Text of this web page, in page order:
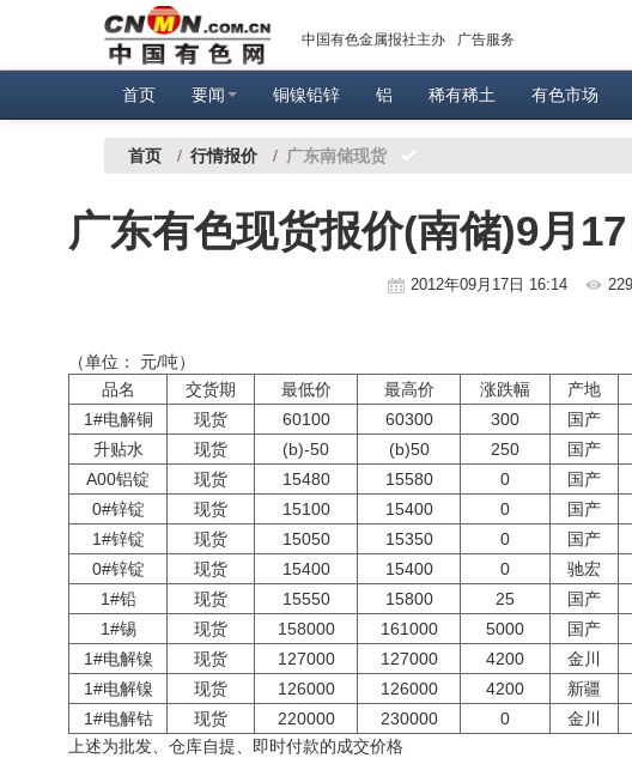
中国有色金属报社主办 广告服务
首页 要闻 铜镍铅锌 铝 稀有稀土 有色市场
首页 / 行情报价 / 广东南储现货
广东有色现货报价(南储)9月
2012年09月17日 16:14
（单位： 元/吨）
品名
交货期 最低价 最高价 涨跌幅 产地
1#电解铜
现货 60100 60300 300 国产
升贴水
现货 (b)-50 (b)50 250 国产
A00铝锭
现货 15480 15580 0 国产
0#锌锭
现货 15100 15400 0 国产
1#锌锭
现货 15050 15350 0 国产
0#锌锭
现货 15400 15400 0 驰宏
1#铅
现货 15550 15800 25 国产
1#锡
现货 158000 161000 5000 国产
1#电解镍
现货 127000 127000 4200 金川
1#电解镍
现货 126000 126000 4200 新疆
1#电解钴
现货 220000 230000 0 金川
上述为批发、仓库自提、即时付款的成交价格